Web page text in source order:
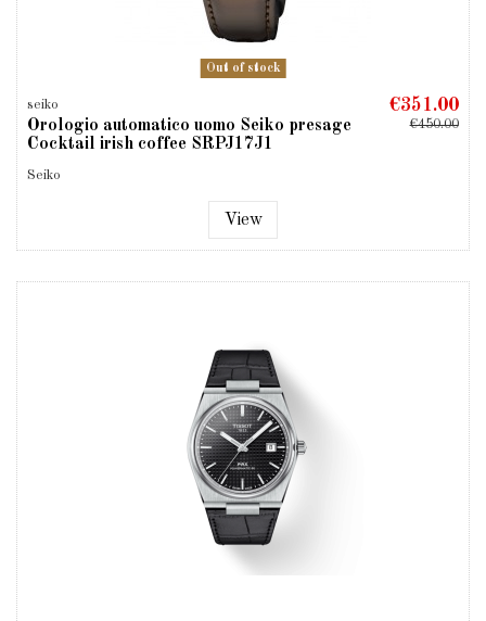
Out of stock
seiko
Orologio automatico uomo Seiko presage
Cocktail irish coffee SRPJ17J1
Seiko
€351.00
€450.00
View